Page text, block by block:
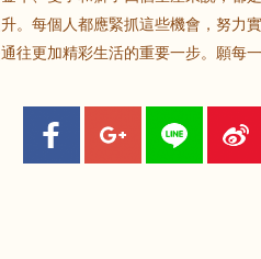
。每個人都應緊抓這些機會，努力
往更加精彩生活的重要一步。願每